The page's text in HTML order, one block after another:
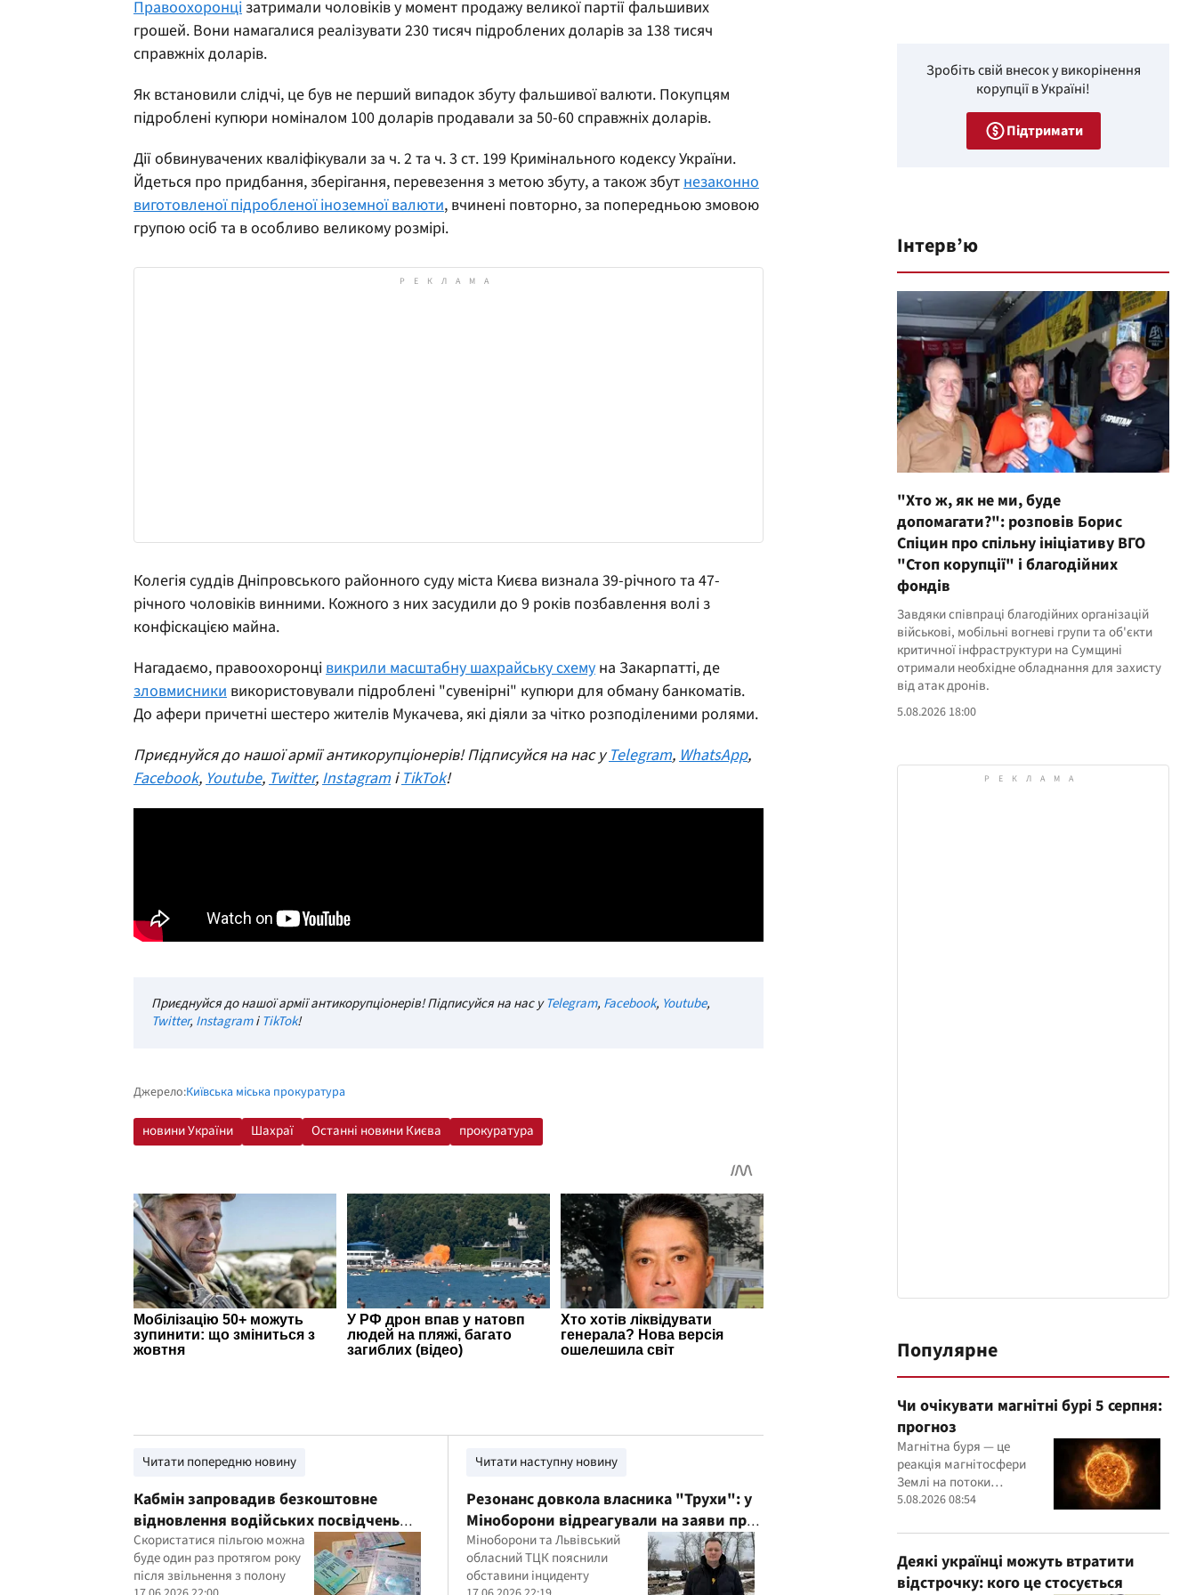
Правоохоронці затримали чоловіків у момент продажу великої партії фальшивих
грошей. Вони намагалися реалізувати 230 тисяч підроблених доларів за 138 тисяч
справжніх доларів.
Як встановили слідчі, це був не перший випадок збуту фальшивої валюти. Покупцям
підроблені купюри номіналом 100 доларів продавали за 50-60 справжніх доларів.
Дії обвинувачених кваліфікували за ч. 2 та ч. 3 ст. 199 Кримінального кодексу України.
Йдеться про придбання, зберігання, перевезення з метою збуту, а також збут незаконно
виготовленої підробленої іноземної валюти, вчинені повторно, за попередньою змовою
групою осіб та в особливо великому розмірі.
Колегія суддів Дніпровського районного суду міста Києва визнала 39-річного та 47-
річного чоловіків винними. Кожного з них засудили до 9 років позбавлення волі з
конфіскацією майна.
Нагадаємо, правоохоронці викрили масштабну шахрайську схему на Закарпатті, де
зловмисники використовували підроблені "сувенірні" купюри для обману банкоматів.
До афери причетні шестеро жителів Мукачева, які діяли за чітко розподіленими ролями.
Приєднуйся до нашої армії антикорупціонерів! Підписуйся на нас уTelegram, WhatsApp,
Facebook, Youtube, Twitter, Instagram і TikTok!
Приєднуйся до нашої армії антикорупціонерів! Підписуйся на нас уTelegram, Facebook, Youtube,
Twitter, InstagramіTikTok!
Джерело:Київська міська прокуратура
новини України Шахраї Останні новини Києва прокуратура
Читати попередню новину
Кабмін запровадив безкоштовне
відновлення водійських посвідчень
для звільнених з полону
Скористатися пільгою можна
буде один раз протягом року
після звільнення з полону
Читати наступну новину
Резонанс довкола власника "Трухи": у
Міноборони відреагували на заяви про
причетність до доставлення в ТЦК
Міноборони та Львівський
обласний ТЦК пояснили
обставини інциденту
Зробіть свій внесок у викорінення
корупції в Україні!
Підтримати
Інтерв’ю
"Хто ж, як не ми, буде
допомагати?": розповів Борис
Спіцин про спільну ініціативу ВГО
"Стоп корупції" і благодійних
фондів
Завдяки співпраці благодійних організацій
військові, мобільні вогневі групи та об'єкти
критичної інфраструктури на Сумщині
отримали необхідне обладнання для захисту
від атак дронів.
5.08.2026 18:00
Популярне
Чи очікувати магнітні бурі 5 серпня:
прогноз
Магнітна буря — це
реакція магнітосфери
Землі на потоки
заряджених частинок, які
5.08.2026 08:54
Деякі українці можуть втратити
відстрочку: кого це стосується